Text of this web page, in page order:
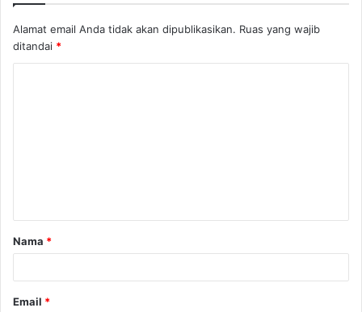
Alamat email Anda tidak akan dipublikasikan. Ruas yang wajib
ditandai *
Nama *
Email *